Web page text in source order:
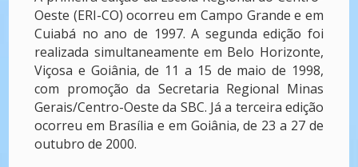
Oeste (ERI-CO) ocorreu em Campo Grande e em
Cuiabá no ano de 1997. A segunda edição foi
realizada simultaneamente em Belo Horizonte,
Viçosa e Goiânia, de 11 a 15 de maio de 1998,
com promoção da Secretaria Regional Minas
Gerais/Centro-Oeste da SBC. Já a terceira edição
ocorreu em Brasília e em Goiânia, de 23 a 27 de
outubro de 2000.